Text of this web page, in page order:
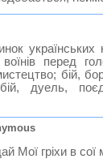
українських
перед
бій,
дуель,
Мої гріхи в